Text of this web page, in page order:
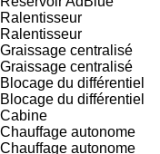
Ralentisseur
Ralentisseur
Graissage centralisé
Graissage centralisé
Blocage du différentiel
Blocage du différentiel
Cabine
Chauffage autonome
Chauffage autonome